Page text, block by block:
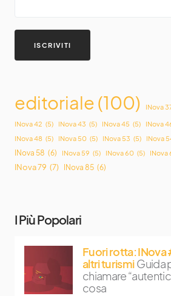
editoriale(100) INova
INova 42 (5) INova 43 (5) INova 45 (5) INova
INova 48 (5) INova 50 (5) INova 53 (5) INova
INova 58 (6) INova 59 (5) INova 60 (5) INova
INova 79 (7) INova 85 (6)
I Più Popolari
Fuori rotta: INova
altri turismi Guida
chiamare
cosa